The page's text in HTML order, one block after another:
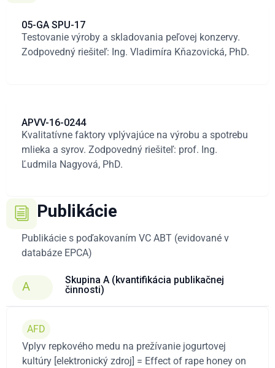
05-GA SPU-17
Testovanie výroby a skladovania peľovej konzervy.
Zodpovedný riešiteľ: Ing. Vladimíra Kňazovická, PhD.
APVV-16-0244
Kvalitatívne faktory vplývajúce na výrobu a spotrebu
mlieka a syrov. Zodpovedný riešiteľ: prof. Ing.
Ľudmila Nagyová, PhD.
Publikácie
Publikácie s poďakovaním VC ABT (evidované v
databáze EPCA)
A
Skupina A (kvantifikácia publikačnej
činnosti)
AFD
Vplyv repkového medu na prežívanie jogurtovej
kultúry [elektronický zdroj] = Effect of rape honey on